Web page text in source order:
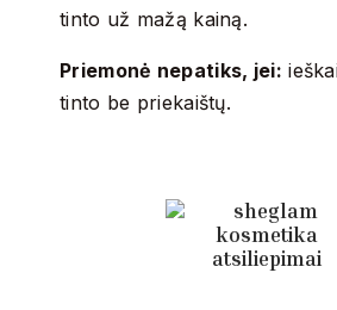
tinto už mažą kainą.
Priemonė nepatiks, jei:
tinto be priekaištų.